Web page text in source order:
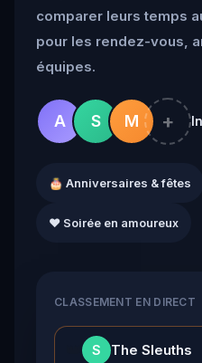
comparer leurs temps
pour les rendez-vous,
équipes.
A S M +
🎂 Anniversaires & fêtes
❤️ Soirée en amoureux
CLASSEMENT EN DIRECT
S The Sleuths